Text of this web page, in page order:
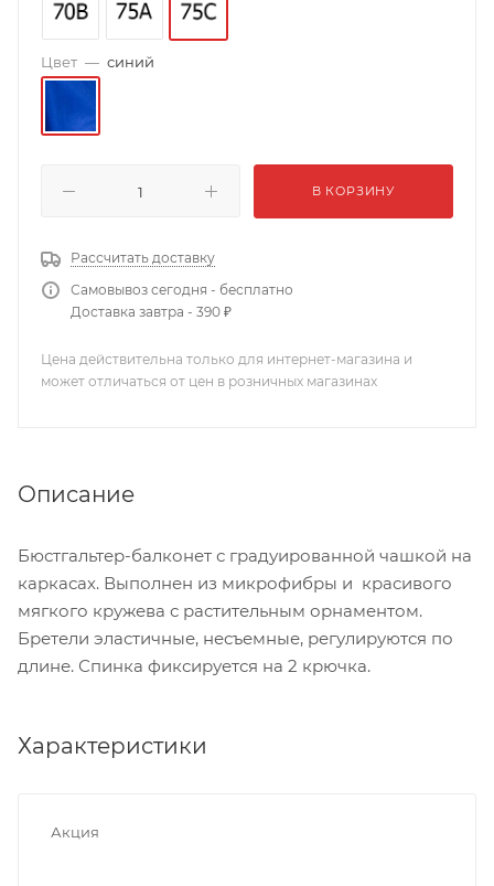
Цвет — синий
В КОРЗИНУ
Рассчитать доставку
Самовывоз сегодня - бесплатно
Доставка завтра - 390 ₽
Цена действительна только для интернет-магазина и
может отличаться от цен в розничных магазинах
Описание
Бюстгальтер-балконет с градуированной чашкой на
каркасах. Выполнен из микрофибры и красивого
мягкого кружева с растительным орнаментом.
Бретели эластичные, несъемные, регулируются по
длине. Спинка фиксируется на 2 крючка.
Характеристики
Акция